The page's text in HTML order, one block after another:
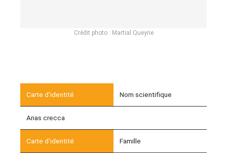
Crédit photo : Martial Queyrie
Nom scientifique
Anas crecca
Famille